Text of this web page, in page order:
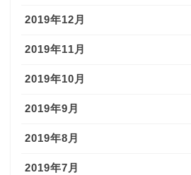
2019年12月
2019年11月
2019年10月
2019年9月
2019年8月
2019年7月